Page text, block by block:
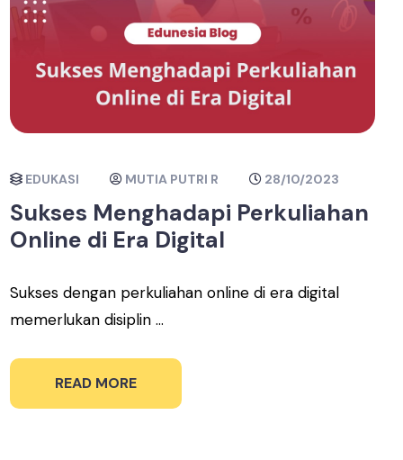
EDUKASI MUTIA PUTRI R 28/10/2023
Sukses Menghadapi Perkuliahan
Online di Era Digital
Sukses dengan perkuliahan online di era digital
memerlukan disiplin ...
READ MORE